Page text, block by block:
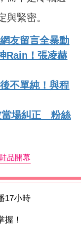
與緊密。
友留言全暴動
Rain！張凌赫
不單純！與程
當場糾正 粉絲
品開幕
17小時
！